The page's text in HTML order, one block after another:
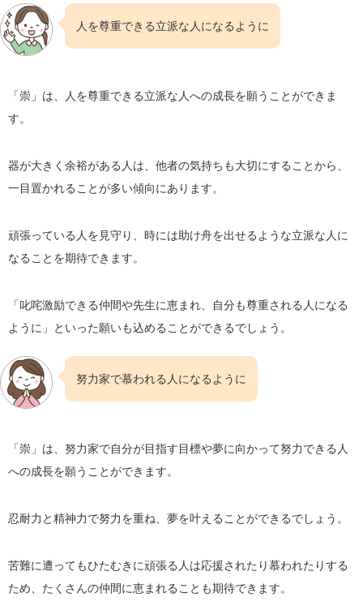
人を尊重できる立派な人になるように
「崇」は、人を尊重できる立派な人への成長を願うことができま
す。
器が大きく余裕がある人は、他者の気持ちも大切にすることから、
一目置かれることが多い傾向にあります。
頑張っている人を見守り、時には助け舟を出せるような立派な人に
なることを期待できます。
「叱咤激励できる仲間や先生に恵まれ、自分も尊重される人になる
ように」といった願いも込めることができるでしょう。
努力家で慕われる人になるように
「崇」は、努力家で自分が目指す目標や夢に向かって努力できる人
への成長を願うことができます。
忍耐力と精神力で努力を重ね、夢を叶えることができるでしょう。
苦難に遭ってもひたむきに頑張る人は応援されたり慕われたりする
ため、たくさんの仲間に恵まれることも期待できます。